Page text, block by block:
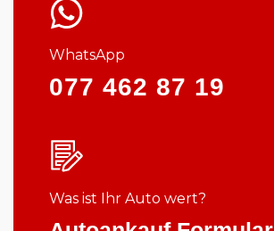
WhatsApp
077 462 87 19
Was ist Ihr Auto wert?